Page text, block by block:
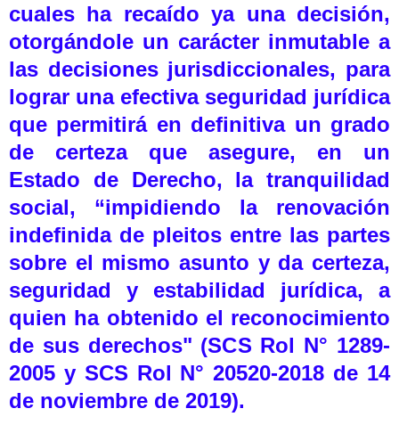
cuales ha recaído ya una decisión,
otorgándole un carácter inmutable a
las decisiones jurisdiccionales, para
lograr una efectiva seguridad jurídica
que permitirá en definitiva un grado
de certeza que asegure, en un
Estado de Derecho, la tranquilidad
social, “impidiendo la renovación
indefinida de pleitos entre las partes
sobre el mismo asunto y da certeza,
seguridad y estabilidad jurídica, a
quien ha obtenido el reconocimiento
de sus derechos" (SCS Rol N° 1289-
2005 y SCS Rol N° 20520-2018 de 14
de noviembre de 2019).